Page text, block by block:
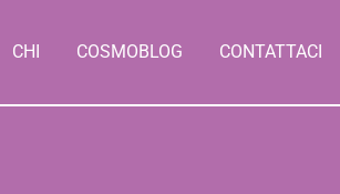
CHI COSMOBLOG CONTATTACI